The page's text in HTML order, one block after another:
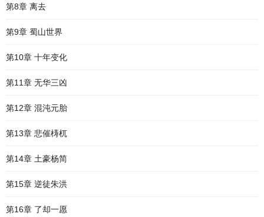
第8章 离去
第9章 蜀山世界
第10章 十年变化
第11章 无华三凶
第12章 混沌元胎
第13章 悲催梼杌
第14章 土豪杨简
第15章 逆徒朱洪
第16章 了却一愿